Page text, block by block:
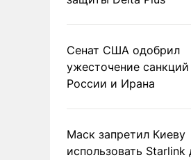
Сенат США одобрил
ужесточение
России и Ирана
Маск запретил Киеву
использовать Starlink